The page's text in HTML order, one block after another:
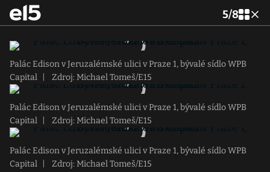
5/8
Palác Edison v Jeruzalémské ulici v Praze 1, bývalé sídlo WPB
Capital
Zdroj: Michael Tomeš/E15
Palác Edison v Jeruzalémské ulici v Praze 1, bývalé sídlo WPB
Capital
Zdroj: Michael Tomeš/E15
Palác Edison v Jeruzalémské ulici v Praze 1, bývalé sídlo WPB
Capital
Zdroj: Michael Tomeš/E15